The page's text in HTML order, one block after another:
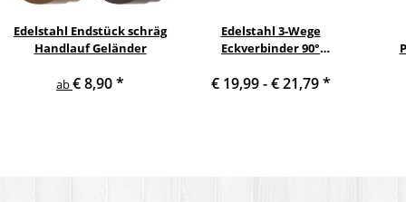
Edelstahl Endstück schräg
Handlauf Geländer
ab€ 8,90*
Edelstahl 3-Wege
Eckverbinder 90°
€ 19,99 -€ 21,79*